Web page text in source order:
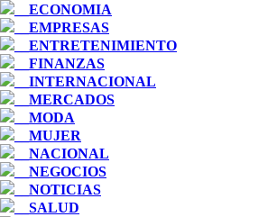
__ECONOMIA
__EMPRESAS
__ENTRETENIMIENTO
__FINANZAS
__INTERNACIONAL
__MERCADOS
__MODA
__MUJER
__NACIONAL
__NEGOCIOS
__NOTICIAS
__SALUD